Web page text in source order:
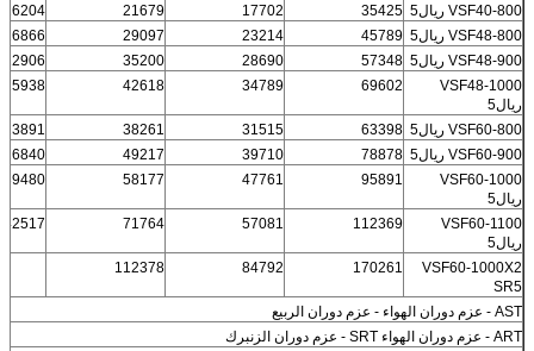
VSF40-800 ريال5
35425
17702
21679
16204
VSF48-800 ريال5
45789
23214
29097
16866
VSF48-900 ريال5
57348
28690
35200
22906
VSF48-1000
ريال5
69602
34789
42618
25938
VSF60-800 ريال5 63398
31515
38261
23891
VSF60-900 ريال5
78878
39710
49217
26840
VSF60-1000
ريال5
95891
47761
58177
39480
VSF60-1100
ريال5
112369
57081
71764
42517
VSF60-1000X2
SR5
170261
84792
112378
AST - عزم دوران الهواء - عزم دوران الربيع
ART - عزم دوران الهواء SRT - عزم دوران الزنبرك